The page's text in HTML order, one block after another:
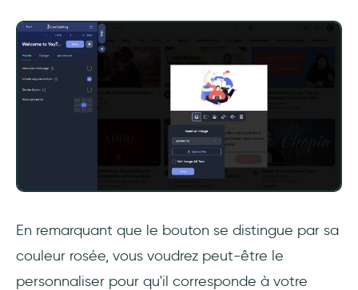
En remarquant que le bouton se distingue par sa
couleur rosée, vous voudrez peut-être le
personnaliser pour qu'il corresponde à votre